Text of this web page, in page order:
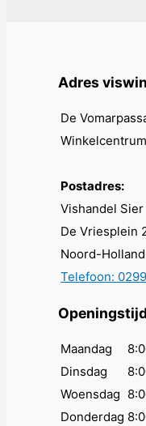
Adres
De
Postadres:
Vishandel Sier
De Vriesplein
Noord-
Telefoon:
Maandag
Dinsdag
Woensdag
Donderdag